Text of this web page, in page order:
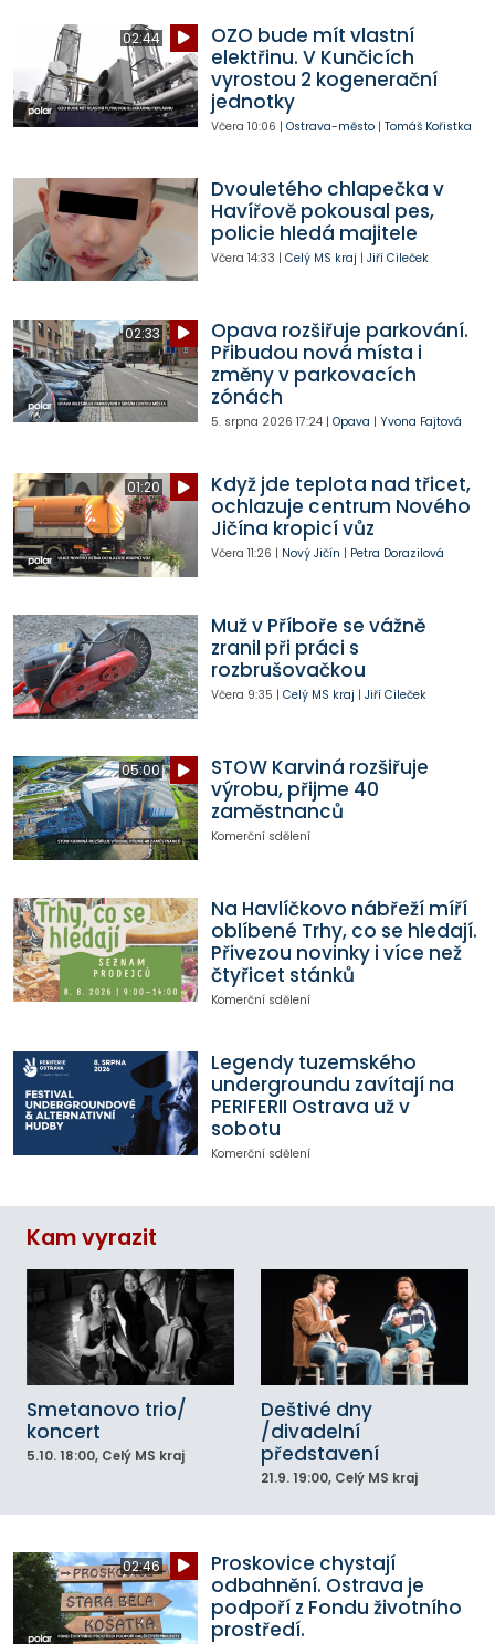
02:44
OZO bude mít vlastní
elektřinu. V Kunčicích
vyrostou 2 kogenerační
jednotky
Včera 10:06 | Ostrava-město| Tomáš Kořistka
Dvouletého chlapečka v
Havířově pokousal pes,
policie hledá majitele
Včera 14:33 | Celý MS kraj | Jiří Cileček
02:33
Opava rozšiřuje parkování.
Přibudou nová místa i
změny v parkovacích
zónách
5. srpna 2026 17:24| Opava | Yvona Fajtová
01:20
Když jde teplota nad třicet,
ochlazuje centrum Nového
Jičína kropicí vůz
Včera 11:26 | Nový Jičín | Petra Dorazilová
Muž v Příboře se vážně
zranil při práci s
rozbrušovačkou
Včera 9:35 | Celý MS kraj | Jiří Cileček
05:00
STOW Karviná rozšiřuje
výrobu, přijme 40
zaměstnanců
Komerční sdělení
Na Havlíčkovo nábřeží míří
oblíbené Trhy, co se hledají.
Přivezou novinky i více než
čtyřicet stánků
Komerční sdělení
Legendy tuzemského
undergroundu zavítají na
PERIFERII Ostrava už v
sobotu
Komerční sdělení
Kam vyrazit
Smetanovo trio/
koncert
5.10. 18:00, Celý MS kraj
Deštivé dny
/divadelní
představení
21.9. 19:00, Celý MS kraj
02:46
Proskovice chystají
odbahnění. Ostrava je
podpoří z Fondu životního
prostředí.